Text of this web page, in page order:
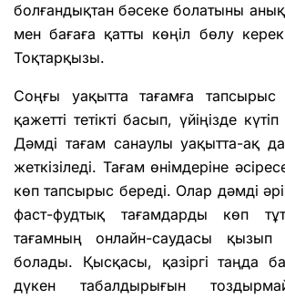
болғандықтан бәсеке болатыны
мен бағаға қатты көңіл бөлу
Тоқтарқызы.
Соңғы уақытта тағамға
қажетті тетікті басып, үйіңізде
Дәмді тағам санаулы уақытта-ақ
жеткізіледі. Тағам өнімдеріне
көп тапсырыс береді. Олар дәмді
фаст-фудтық тағамдарды көп
тағамның онлайн-саудасы
болады. Қысқасы, қазіргі таңда
дүкен табалдырығын